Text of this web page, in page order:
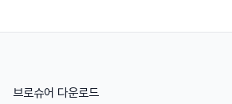
브로슈어 다운로드